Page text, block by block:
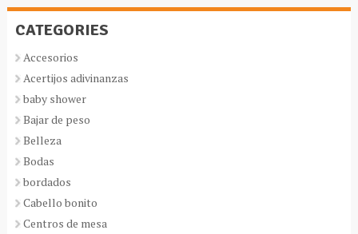
CATEGORIES
Accesorios
Acertijos adivinanzas
baby shower
Bajar de peso
Belleza
Bodas
bordados
Cabello bonito
Centros de mesa